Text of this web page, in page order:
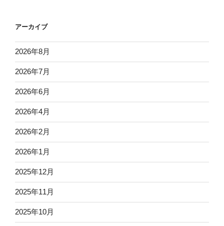
アーカイブ
2026年8月
2026年7月
2026年6月
2026年4月
2026年2月
2026年1月
2025年12月
2025年11月
2025年10月